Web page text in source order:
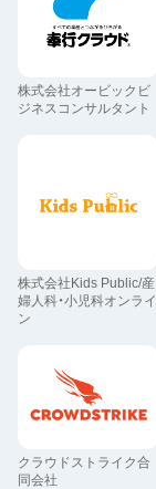
株式会社オービックビ
ジネスコンサルタント
株式会社Kids Public/産
婦人科・小児科オンライ
ン
クラウドストライク合
同会社